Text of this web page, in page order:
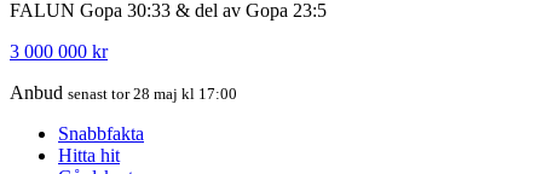
FALUN Gopa 30:33 & del av Gopa 23:5
3 000 000 kr
Anbud senast tor 28 maj kl 17:00
Snabbfakta
Hitta hit